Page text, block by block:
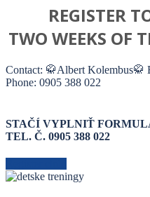
REGISTER
TWO WEEKS OF
Contact: 🥋Albert Kolembus🥋
Phone: 0905 388 022
STAČÍ VYPLNIŤ
TEL. Č. 0905 388 022